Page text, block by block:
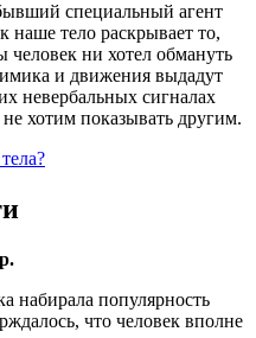
специальный агент
наше тело раскрывает то,
человек ни хотел обмануть
и движения выдадут
невербальных сигналах
хотим показывать другим.
набирала популярность
что человек вполне